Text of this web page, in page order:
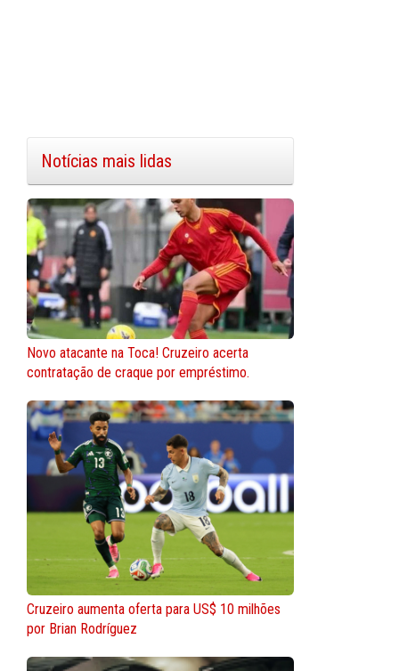
Notícias mais lidas
Novo atacante na Toca! Cruzeiro acerta
contratação de craque por empréstimo.
Cruzeiro aumenta oferta para US$ 10 milhões
por Brian Rodríguez